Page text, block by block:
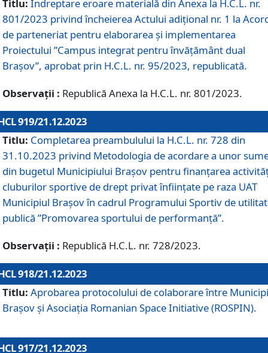
Titlu: Îndreptare eroare materială din Anexa la H.C.L. nr.
801/2023 privind încheierea Actului adițional nr. 1 la
de parteneriat pentru elaborarea și implementarea
Proiectului ”Campus integrat pentru învățământ dual
Brașov”, aprobat prin H.C.L. nr. 95/2023, republicată.
Observații : Republică Anexa la H.C.L. nr. 801/2023.
919/21.12.2023
Titlu: Completarea preambulului la H.C.L. nr. 728 din
31.10.2023 privind Metodologia de acordare a unor
din bugetul Municipiului Brașov pentru finanțarea
cluburilor sportive de drept privat înființate pe raza UAT
Municipiul Brașov în cadrul Programului Sportiv de
publică ”Promovarea sportului de performanță”.
Observații : Republică H.C.L. nr. 728/2023.
918/21.12.2023
Titlu: Aprobarea protocolului de colaborare între
Brașov și Asociația Romanian Space Initiative (ROSPIN).
917/21.12.2023